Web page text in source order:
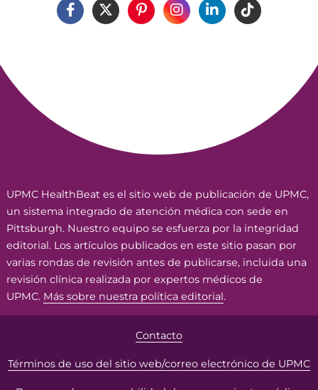
UPMC HealthBeat es el sitio web de publicación de UPMC,
un sistema integrado de atención médica con sede en
Pittsburgh. Nuestro equipo se esfuerza por la integridad
editorial. Los artículos publicados en este sitio pasan por
varias rondas de revisión antes de publicarse, incluida una
revisión clínica realizada por expertos médicos de
UPMC. Más sobre nuestra política editorial.
Contacto
Términos de uso del sitio web/correo electrónico de UPMC